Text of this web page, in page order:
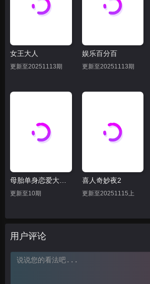
20251114下 20251114上
女王大人
更新至20251113期
娱乐百分百
更新至20251113期
更新至10期
喜人奇妙夜2
更新至20251115上
用户评论